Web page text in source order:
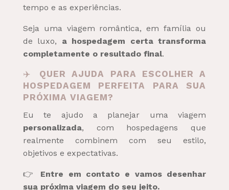
tempo e as experiências.
Seja uma viagem romântica, em família ou
de luxo, a hospedagem certa transforma
completamente o resultado final.
✈️ QUER AJUDA PARA ESCOLHER A
HOSPEDAGEM PERFEITA PARA SUA
PRÓXIMA VIAGEM?
Eu te ajudo a planejar uma viagem
personalizada, com hospedagens que
realmente combinem com seu estilo,
objetivos e expectativas.
👉 Entre em contato e vamos desenhar
sua próxima viagem do seu jeito.